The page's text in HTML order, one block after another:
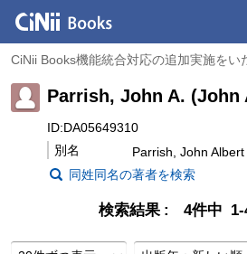
CiNii Books機能統合対応の追加実施をい
Parrish, John A. (John
ID:DA05649310
別名
Parrish, John Albert
同姓同名の著者を検索
検索結果 4件中